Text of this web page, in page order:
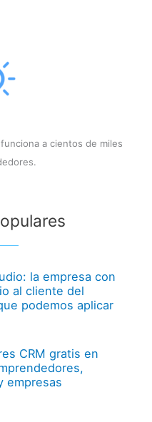
a cientos de miles
la empresa con
al cliente del
podemos aplicar
CRM gratis en
empresas